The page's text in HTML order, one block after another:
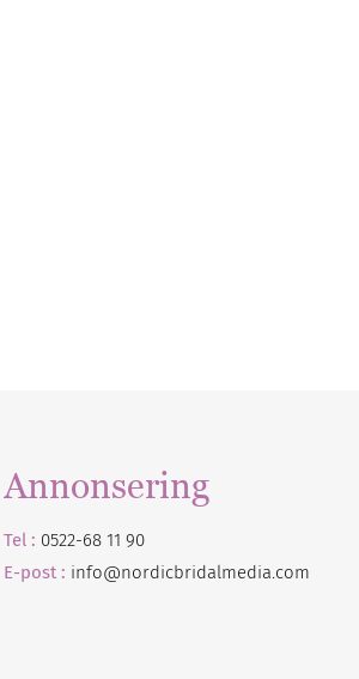
Annonsering
Tel : 0522-68 11 90
E-post : info@nordicbridalmedia.com